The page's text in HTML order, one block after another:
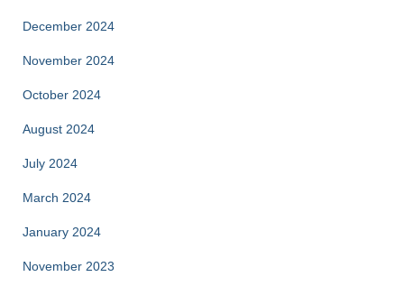
December 2024
November 2024
October 2024
August 2024
July 2024
March 2024
January 2024
November 2023